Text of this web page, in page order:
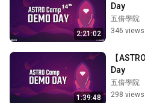
2:21:02
Day
五倍學院
346 views
1:39:48
【
Day
五倍學院
298 views